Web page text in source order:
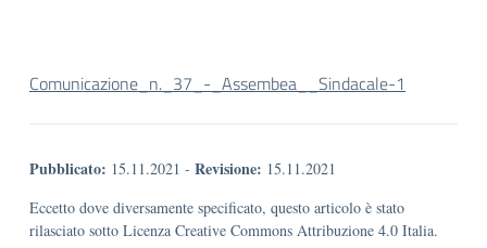
Comunicazione_n._37_-_Assembea__Sindacale-1
Pubblicato: 15.11.2021 - Revisione: 15.11.2021
Eccetto dove diversamente specificato, questo articolo è stato
rilasciato sotto Licenza Creative Commons Attribuzione 4.0 Italia.